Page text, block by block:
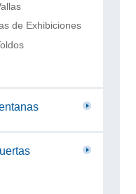
de Exhibiciones